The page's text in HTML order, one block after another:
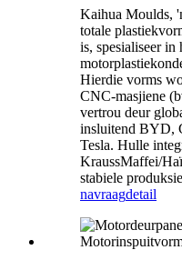
Kaihua Moulds,
totale
is, spesialiseer in
Hierdie vorms
CNC-masjiene
vertrou deur
insluitend BYD,
Tesla. Hulle
KraussMaffei/
stabiele
navraagdetail